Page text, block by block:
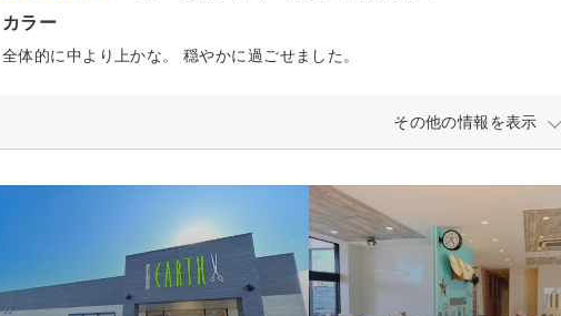
カラー
全体的に中より上かな。 穏やかに過ごせました。
その他の情報を表示